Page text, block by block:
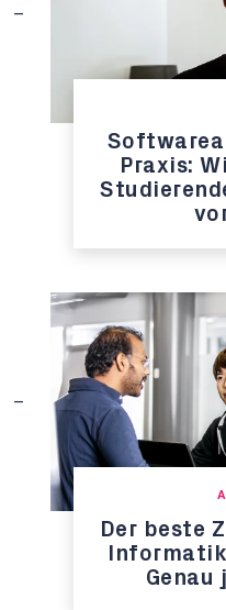
Praxis:
Der beste
Genau